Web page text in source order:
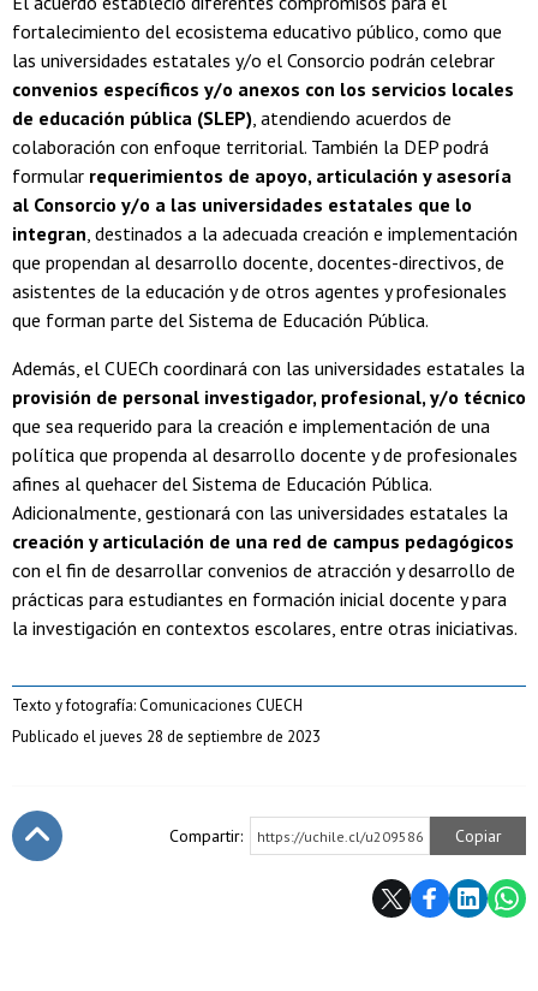
fortalecimiento del ecosistema educativo público, como que
las universidades estatales y/o el Consorcio podrán celebrar
convenios específicos y/o anexos con los servicios locales
de educación pública (SLEP), atendiendo acuerdos de
colaboración con enfoque territorial. También la DEP podrá
formular requerimientos de apoyo, articulación y asesoría
al Consorcio y/o a las universidades estatales que lo
integran, destinados a la adecuada creación e implementación
que propendan al desarrollo docente, docentes-directivos, de
asistentes de la educación y de otros agentes y profesionales
que forman parte del Sistema de Educación Pública.
Además, el CUECh coordinará con las universidades estatales la
provisión de personal investigador, profesional, y/o técnico
que sea requerido para la creación e implementación de una
política que propenda al desarrollo docente y de profesionales
afines al quehacer del Sistema de Educación Pública.
Adicionalmente, gestionará con las universidades estatales la
creación y articulación de una red de campus pedagógicos
con el fin de desarrollar convenios de atracción y desarrollo de
prácticas para estudiantes en formación inicial docente y para
la investigación en contextos escolares, entre otras iniciativas.
Texto y fotografía: Comunicaciones CUECH
Publicado el jueves 28 de septiembre de 2023
Compartir: https://uchile.cl/u209586 Copiar